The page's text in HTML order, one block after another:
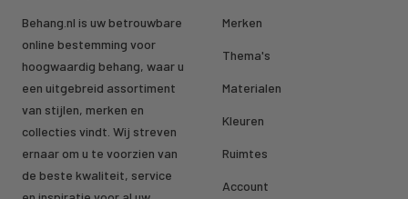
Behang.nl is uw betrouwbare
online bestemming voor
hoogwaardig behang, waar u
een uitgebreid assortiment
van stijlen, merken en
collecties vindt. Wij streven
ernaar om u te voorzien van
de beste kwaliteit, service
Merken
Thema's
Materialen
Kleuren
Ruimtes
Account